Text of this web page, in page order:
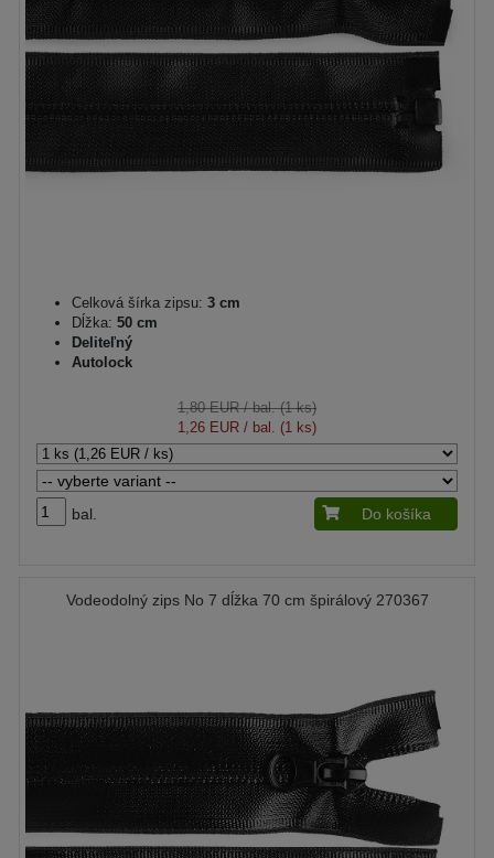
Celková šírka zipsu: 3 cm
Dĺžka: 50 cm
Deliteľný
Autolock
1,80 EUR/ bal. (1 ks)
1,26 EUR / bal. (1 ks)
bal. Do košíka
Vodeodolný zips No 7 dĺžka 70 cm špirálový 270367